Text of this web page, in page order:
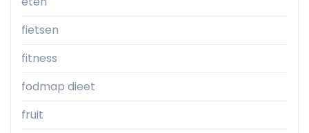
fietsen
fitness
fodmap dieet
fruit